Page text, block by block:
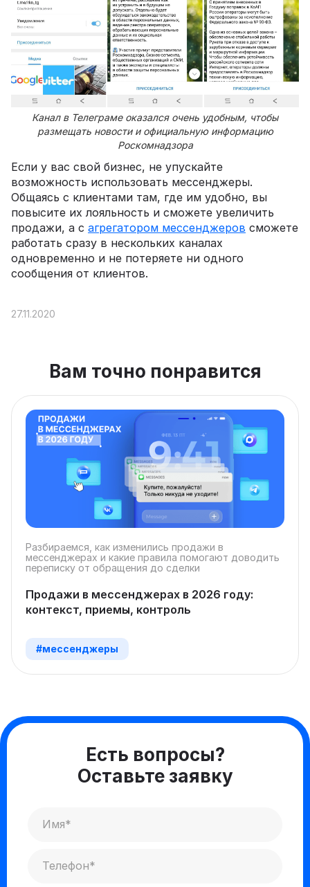
Канал в Телеграме оказался очень удобным, чтобы
размещать новости и официальную информацию
Роскомнадзора
Если у вас свой бизнес, не упускайте
возможность использовать мессенджеры.
Общаясь с клиентами там, где им удобно, вы
повысите их лояльность и сможете увеличить
продажи, а с агрегатором мессенджеров сможете
работать сразу в нескольких каналах
одновременно и не потеряете ни одного
сообщения от клиентов.
27.11.2020
Вам точно понравится
#мессенджеры
Разбираемся, как изменились продажи в
мессенджерах и какие правила помогают доводить
переписку от обращения до сделки
Продажи в мессенджерах в 2026 году:
контекст, приемы, контроль
Есть вопросы?
Оставьте заявку